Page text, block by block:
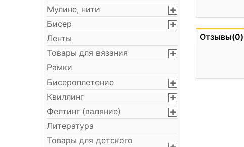
Мулине, нити
Бисер
Ленты
Товары для вязания
Рамки
Бисероплетение
Квиллинг
Фелтинг (валяние)
Литература
Товары для детского
Отзывы(0)